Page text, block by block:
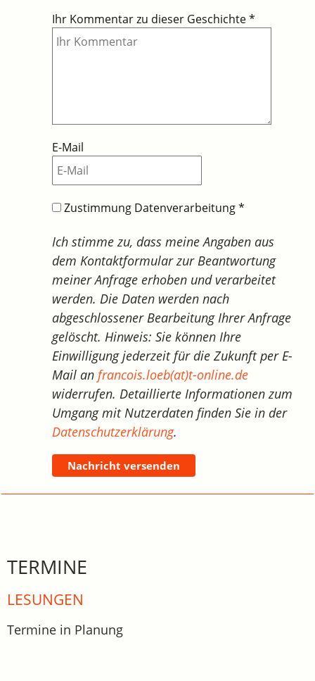
Ihr Kommentar zu dieser Geschichte*
E-Mail
Zustimmung Datenverarbeitung*
Ich stimme zu, dass meine Angaben aus
dem Kontaktformular zur Beantwortung
meiner Anfrage erhoben und verarbeitet
werden. Die Daten werden nach
abgeschlossener Bearbeitung Ihrer Anfrage
gelöscht. Hinweis: Sie können Ihre
Einwilligung jederzeit für die Zukunft per E-
Mail anfrancois.loeb(at)t-online.de
widerrufen. Detaillierte Informationen zum
Umgang mit Nutzerdaten finden Sie in der
Datenschutzerklärung.
Nachricht versenden
TERMINE
LESUNGEN
Termine in Planung